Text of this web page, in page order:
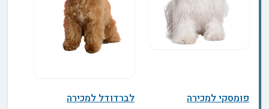
פומסקי למכירה לברדודל למכירה